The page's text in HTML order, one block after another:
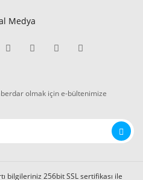
Medya
olmak için e-bültenimize
bilgileriniz 256bit SSL sertifikası ile